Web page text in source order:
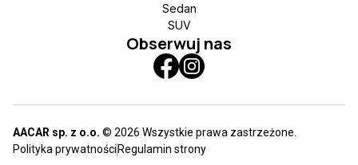
Sedan
SUV
Obserwuj nas
AACAR sp. z o.o. © 2026 Wszystkie prawa zastrzeżone.
Polityka prywatności Regulamin strony